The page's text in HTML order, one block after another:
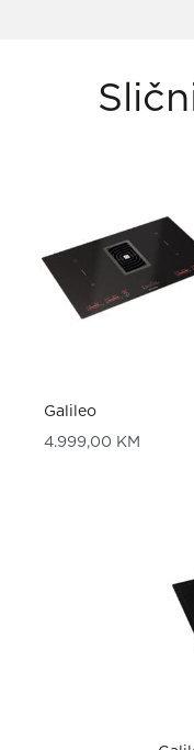
Galileo
4.999,00 KM